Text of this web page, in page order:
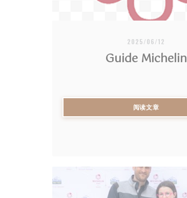
2025/06/12
Guide Michelin
阅读文章